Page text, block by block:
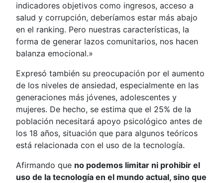
indicadores objetivos como ingresos, acceso a
salud y corrupción, deberíamos estar más abajo
en el ranking. Pero nuestras características, la
forma de generar lazos comunitarios, nos hacen
balanza emocional.»
Expresó también su preocupación por el aumento
de los niveles de ansiedad, especialmente en las
generaciones más jóvenes, adolescentes y
mujeres. De hecho, se estima que el 25% de la
población necesitará apoyo psicológico antes de
los 18 años, situación que para algunos teóricos
está relacionada con el uso de la tecnología.
Afirmando que no podemos limitar ni prohibir el
uso de la tecnología en el mundo actual, sino que